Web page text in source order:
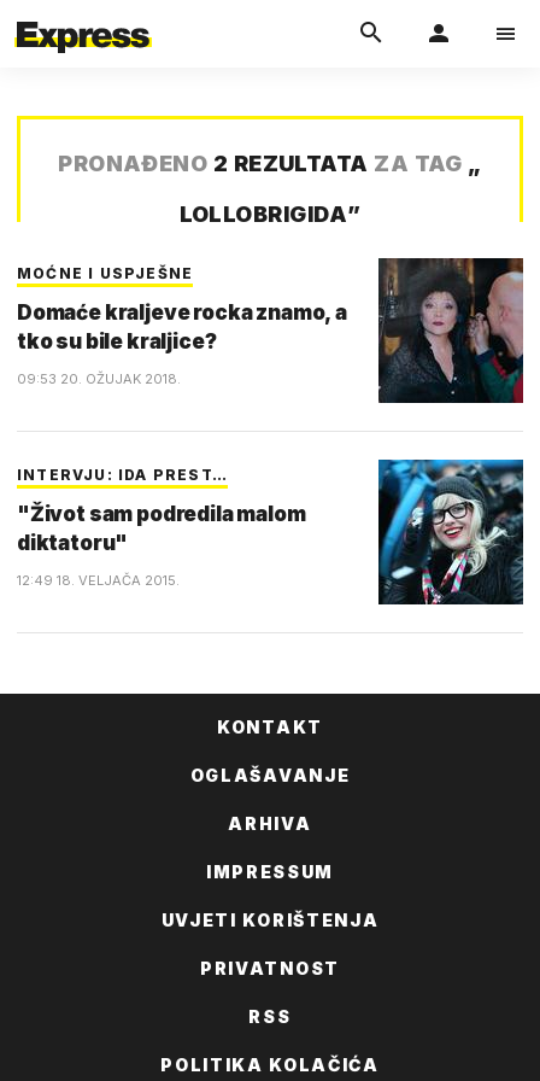
PRONAĐENO 2 REZULTATA ZA TAG „
LOLLOBRIGIDA”
MOĆNE I USPJEŠNE
Domaće kraljeve rocka znamo, a
tko su bile kraljice?
09:53 20. OŽUJAK 2018.
INTERVJU: IDA PREST…
"Život sam podredila malom
diktatoru"
12:49 18. VELJAČA 2015.
KONTAKT
OGLAŠAVANJE
ARHIVA
IMPRESSUM
UVJETI KORIŠTENJA
PRIVATNOST
RSS
POLITIKA KOLAČIĆA